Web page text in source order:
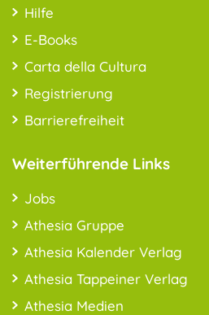
Hilfe
E-Books
Carta della Cultura
Registrierung
Barrierefreiheit
Weiterführende Links
Jobs
Athesia Gruppe
Athesia Kalender Verlag
Athesia Tappeiner Verlag
Athesia Medien